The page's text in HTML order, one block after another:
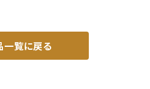
一覧に戻る